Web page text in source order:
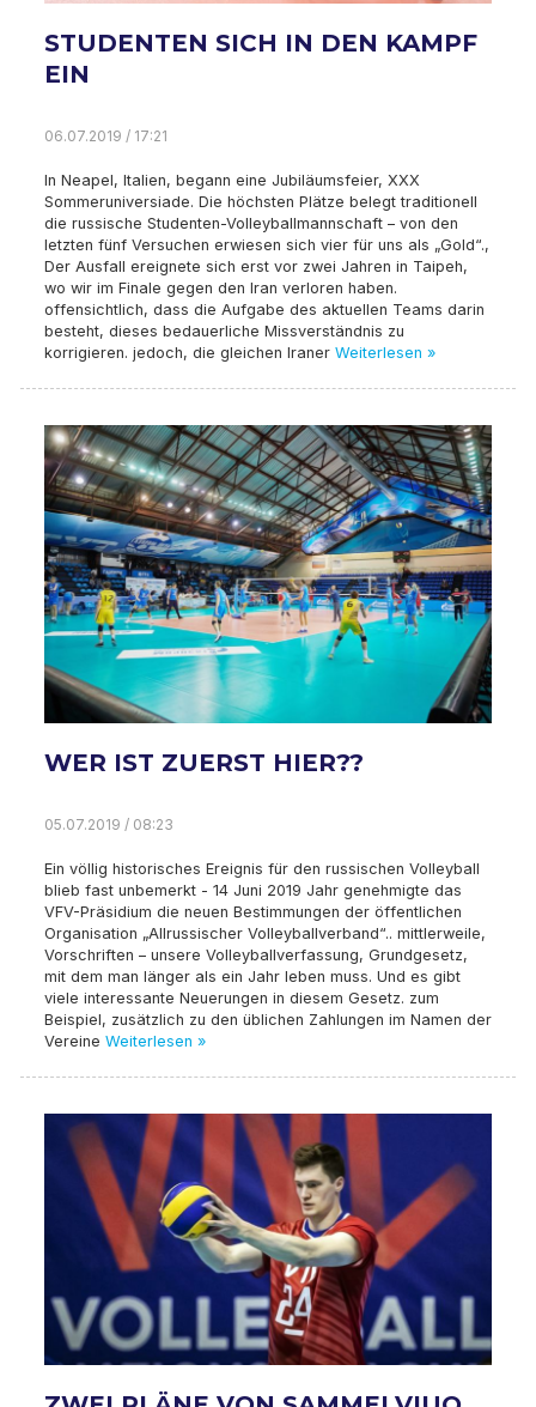
STUDENTEN SICH IN DEN KAMPF
EIN
06.07.2019 / 17:21
In Neapel, Italien, begann eine Jubiläumsfeier, XXX
Sommeruniversiade. Die höchsten Plätze belegt traditionell
die russische Studenten-Volleyballmannschaft – von den
letzten fünf Versuchen erwiesen sich vier für uns als „Gold“.,
Der Ausfall ereignete sich erst vor zwei Jahren in Taipeh,
wo wir im Finale gegen den Iran verloren haben.
offensichtlich, dass die Aufgabe des aktuellen Teams darin
besteht, dieses bedauerliche Missverständnis zu
korrigieren. jedoch, die gleichen Iraner Weiterlesen »
WER IST ZUERST HIER??
05.07.2019 / 08:23
Ein völlig historisches Ereignis für den russischen Volleyball
blieb fast unbemerkt - 14 Juni 2019 Jahr genehmigte das
VFV-Präsidium die neuen Bestimmungen der öffentlichen
Organisation „Allrussischer Volleyballverband“.. mittlerweile,
Vorschriften – unsere Volleyballverfassung, Grundgesetz,
mit dem man länger als ein Jahr leben muss. Und es gibt
viele interessante Neuerungen in diesem Gesetz. zum
Beispiel, zusätzlich zu den üblichen Zahlungen im Namen der
Vereine Weiterlesen »